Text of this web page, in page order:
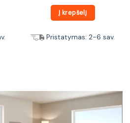
Į krepšelį
Pristatymas: 2-6 sav.